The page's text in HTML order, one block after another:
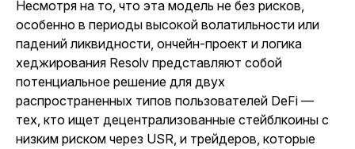
Несмотря на то, что эта модель не без рисков,
особенно в периоды высокой волатильности или
падений ликвидности, ончейн-проект и логика
хеджирования Resolv представляют собой
потенциальное решение для двух
распространенных типов пользователей DeFi —
тех, кто ищет децентрализованные стейблкоины с
низким риском через USR, и трейдеров, которые